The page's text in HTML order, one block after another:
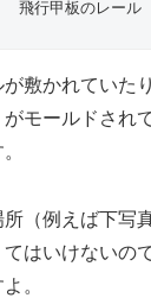
飛行甲板のレール
敷かれていた
モールドされ
（例えば下写
てはいけないの
。